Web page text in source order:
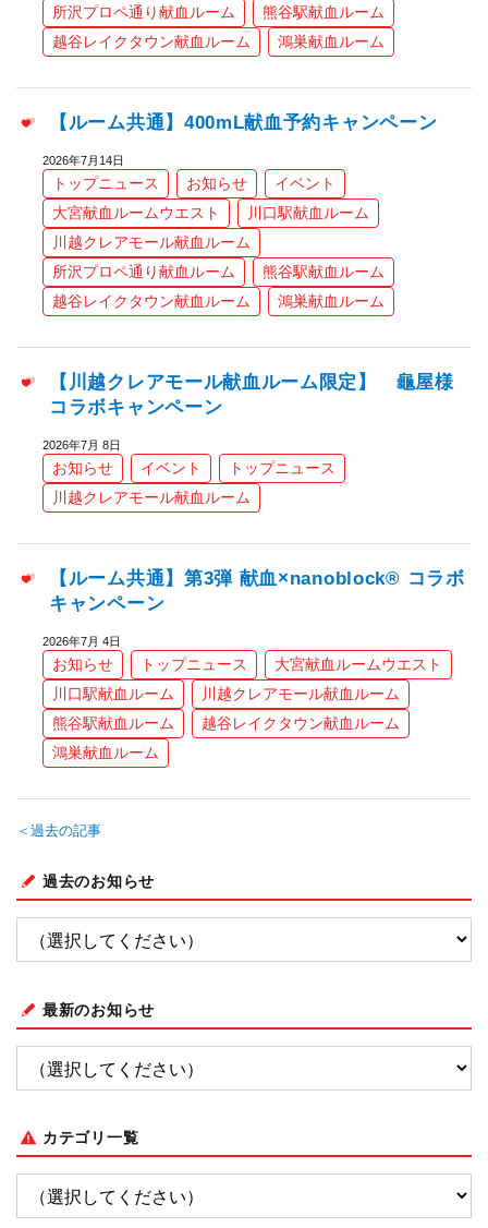
所沢プロペ通り献血ルーム
熊谷駅献血ルーム
越谷レイクタウン献血ルーム
鴻巣献血ルーム
【ルーム共通】400mL献血予約キャンペーン
2026年7月14日
トップニュース お知らせ
イベント
大宮献血ルームウエスト
川口駅献血ルーム
川越クレアモール献血ルーム
所沢プロペ通り献血ルーム
熊谷駅献血ルーム
越谷レイクタウン献血ルーム
鴻巣献血ルーム
【川越クレアモール献血ルーム限定】 龜屋様
コラボキャンペーン
2026年7月 8日
お知らせ イベント
トップニュース
川越クレアモール献血ルーム
【ルーム共通】第3弾 献血×nanoblock® コラボ
キャンペーン
2026年7月 4日
お知らせ トップニュース
大宮献血ルームウエスト
川口駅献血ルーム
川越クレアモール献血ルーム
熊谷駅献血ルーム
越谷レイクタウン献血ルーム
鴻巣献血ルーム
＜過去の記事
過去のお知らせ
最新のお知らせ
カテゴリ一覧